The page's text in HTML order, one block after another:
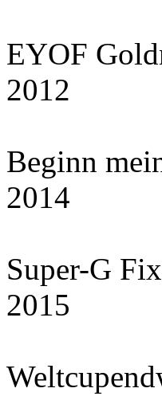
EYOF
2012
Beginn
2014
Super-G
2015